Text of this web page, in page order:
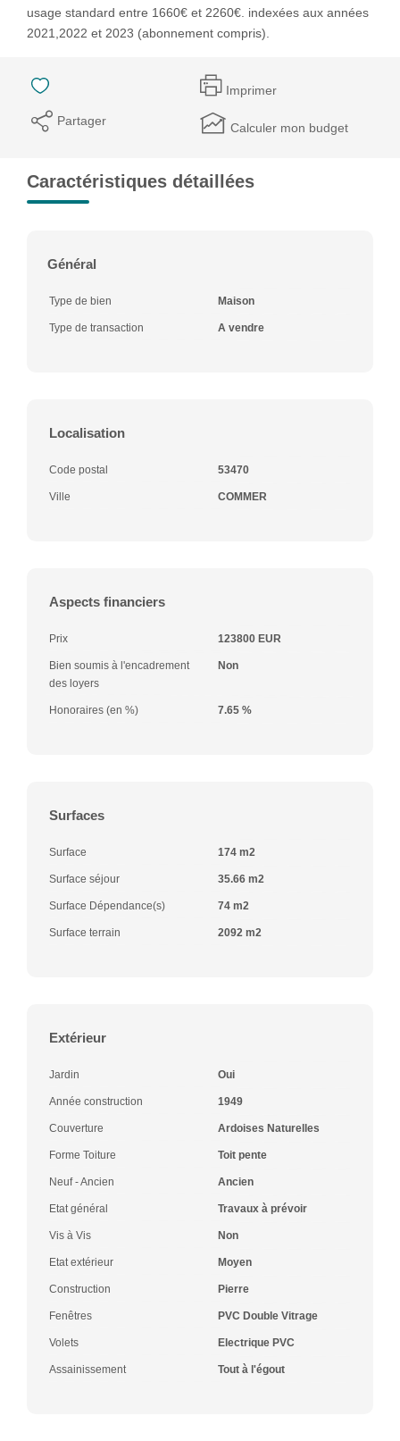
usage standard entre 1660€ et 2260€. indexées aux années
2021,2022 et 2023 (abonnement compris).
Imprimer
Partager Calculer mon budget
Caractéristiques détaillées
Général
Type de bien Maison
Type de transaction A vendre
Localisation
Code postal 53470
Ville COMMER
Aspects financiers
Prix 123800 EUR
Bien soumis à l'encadrement
des loyers
Non
Honoraires (en %) 7.65 %
Surfaces
Surface 174 m2
Surface séjour 35.66 m2
Surface Dépendance(s) 74 m2
Surface terrain 2092 m2
Extérieur
Jardin Oui
Année construction 1949
Couverture Ardoises Naturelles
Forme Toiture Toit pente
Neuf - Ancien Ancien
Etat général Travaux à prévoir
Vis à Vis Non
Etat extérieur Moyen
Construction Pierre
Fenêtres PVC Double Vitrage
Volets Electrique PVC
Assainissement Tout à l'égout